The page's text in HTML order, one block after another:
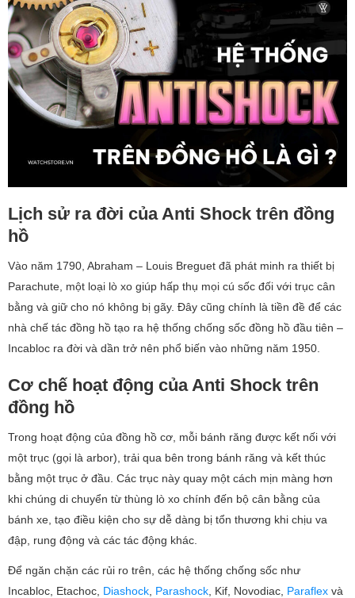
Lịch sử ra đời của Anti Shock trên đồng
hồ
Vào năm 1790, Abraham – Louis Breguet đã phát minh ra thiết bị
Parachute, một loại lò xo giúp hấp thụ mọi cú sốc đối với trục cân
bằng và giữ cho nó không bị gãy. Đây cũng chính là tiền đề để các
nhà chế tác đồng hồ tạo ra hệ thống chống sốc đồng hồ đầu tiên –
Incabloc ra đời và dần trở nên phổ biến vào những năm 1950.
Cơ chế hoạt động của Anti Shock trên
đồng hồ
Trong hoạt động của đồng hồ cơ, mỗi bánh răng được kết nối với
một trục (gọi là arbor), trải qua bên trong bánh răng và kết thúc
bằng một trục ở đầu. Các trục này quay một cách mịn màng hơn
khi chúng di chuyển từ thùng lò xo chính đến bộ cân bằng của
bánh xe, tạo điều kiện cho sự dễ dàng bị tổn thương khi chịu va
đập, rung động và các tác động khác.
Để ngăn chặn các rủi ro trên, các hệ thống chống sốc như
Incabloc, Etachoc, Diashock Parashock , Kif, Novodiac, Paraflex và